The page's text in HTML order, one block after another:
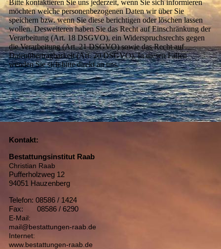
Bitte kontaktieren Sie uns jederzeit, wenn Sie sich informieren
möchten welche personenbezogenen Daten wir über Sie
speichern bzw. wenn Sie diese berichtigen oder löschen lassen
wollen. Desweiteren haben Sie das Recht auf Einschränkung der
Verarbeitung (Art. 18 DSGVO), ein Widerspruchsrechts gegen
die Verarbeitung (Art. 21 DSGVO) sowie das Recht auf
Datenübertragbarkeit (Art. 20 DSGVO). In diesen Fällen
wenden Sie sich bitte direkt an uns.
Kontakt:
Bestattungsinstitut Raab
Christian Raab
Pufferholzweg 12
94051 Hauzenberg
Telefon: 08586 / 1424
Fax: 08586 / 6290
E-Mail:
mail@bestattungen-raab.de
Internet:
www.bestattungen-raab.de